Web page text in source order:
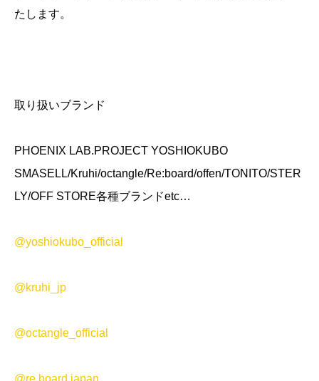
たします。
取り扱いブランド
PHOENIX LAB.PROJECT YOSHIOKUBO
SMASELL/Kruhi/octangle/Re:board/offen/TONITO/STER
LY/OFF STORE各種ブランドetc…
@yoshiokubo_official
@kruhi_jp
@octangle_official
@re.board.japan